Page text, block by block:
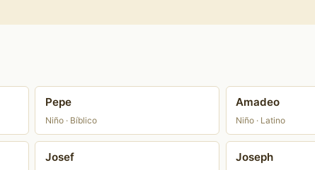
Pepe
Niño · Bíblico
Amadeo
Niño · Latino
Josef Joseph